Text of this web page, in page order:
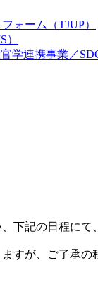
ォーム（TJUP）
学連携事業／
下記の日程に
すが、ご了承の